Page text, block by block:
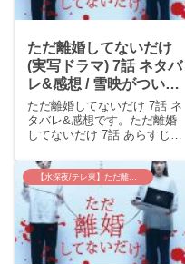
ただ離婚してないだけ
(実写ドラマ) 7話 ネタバ
レ&感想 / 雪映がついに
原作のような覚悟を決め
た女に覚醒！
ただ離婚してないだけ 7話 ネ
タバレ&感想です。ただ離婚
してないだけ 7話 あらすじ雪
院に運ばれる。正隆（北山宏
光）は雪映の妹・菜穂（西川
可奈子）に追い出される。正
隆が公園にいると父・利通
（団時朗）が危篤だと連絡
が...